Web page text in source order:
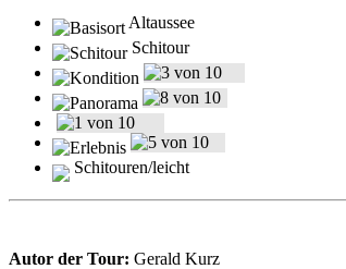
Altaussee
Schitour
Schitouren/leicht
Autor der Tour: Gerald Kurz